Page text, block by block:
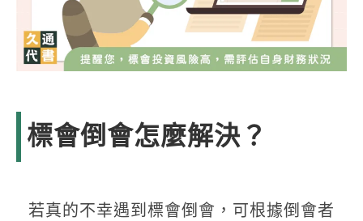
標會倒會怎麼解決？
若真的不幸遇到標會倒會，可根據倒會者